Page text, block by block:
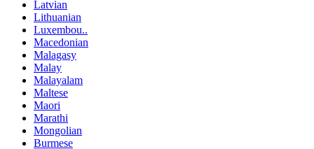
Latvian
Lithuanian
Luxembou..
Macedonian
Malagasy
Malay
Malayalam
Maltese
Maori
Marathi
Mongolian
Burmese